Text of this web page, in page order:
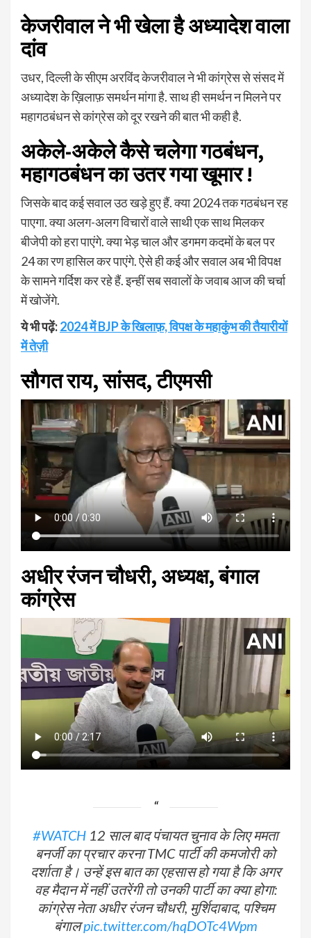
केजरीवाल ने भी खेला है अध्यादेश वाला
दांव
उधर, दिल्ली के सीएम अरविंद केजरीवाल ने भी कांग्रेस से संसद में
अध्यादेश के ख़िलाफ़ समर्थन मांगा है. साथ ही समर्थन न मिलने पर
महागठबंधन से कांग्रेस को दूर रखने की बात भी कही है.
अकेले-अकेले कैसे चलेगा गठबंधन,
महागठबंधन का उतर गया खूमार !
जिसके बाद कई सवाल उठ खड़े हुए हैं. क्या 2024 तक गठबंधन रह
पाएगा. क्या अलग-अलग विचारों वाले साथी एक साथ मिलकर
बीजेपी को हरा पाएंगे. क्या भेड़ चाल और डगमग कदमों के बल पर
24 का रण हासिल कर पाएंगे. ऐसे ही कई और सवाल अब भी विपक्ष
के सामने गर्दिश कर रहे हैं. इन्हीं सब सवालों के जवाब आज की चर्चा
में खोजेंगे.
ये भी पढ़ें:2024 में BJP के खिलाफ़, विपक्ष के महाकुंभ की तैयारीयों
में तेज़ी
सौगत राय, सांसद, टीएमसी
अधीर रंजन चौधरी, अध्यक्ष, बंगाल
कांग्रेस
#WATCH 12 साल बाद पंचायत चुनाव के लिए ममता
बनर्जी का प्रचार करना TMC पार्टी की कमजोरी को
दर्शाता है। उन्हें इस बात का एहसास हो गया है कि अगर
वह मैदान में नहीं उतरेंगी तो उनकी पार्टी का क्या होगा:
कांग्रेस नेता अधीर रंजन चौधरी, मुर्शिदाबाद, पश्चिम
बंगालpic.twitter.com/hqDOTc4Wpm